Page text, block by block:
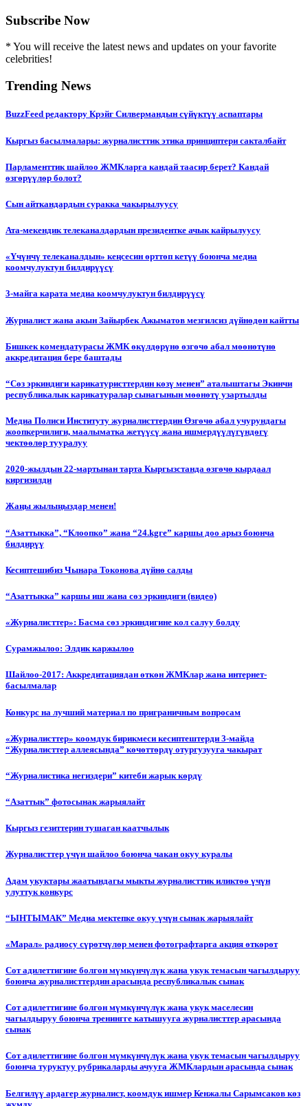
Subscribe Now
* You will receive the latest news and updates on your favorite
celebrities!
Trending News
BuzzFeed редактору Крэйг Силвермандын сүйүктүү аспаптары
Кыргыз басылмалары: журналисттик этика принциптери сакталбайт
Парламенттик шайлоо ЖМКларга кандай таасир берет? Кандай
өзгөрүүлөр болот?
Сын айткандардын суракка чакырылуусу
Ата-мекендик телеканалдардын президентке ачык кайрылуусу
«Үчүнчү телеканалдын» кеңсесин өрттөп кетүү боюнча медиа
коомчулуктун билдирүүсү
3-майга карата медиа коомчулуктун билдирүүсү
Журналист жана акын Зайырбек Ажыматов мезгилсиз дүйнөдөн кайтты
Бишкек комендатурасы ЖМК өкүлдөрүнө өзгөчө абал мөөнөтүнө
аккредитация бере баштады
“Сөз эркиндиги карикатуристтердин көзү менен” аталыштагы Экинчи
республикалык карикатуралар сынагынын мөөнөтү узартылды
Медиа Полиси Институту журналисттердин Өзгөчө абал учурундагы
жоопкерчилиги, маалыматка жетүүсү жана ишмердүүлүгүндөгү
чектөөлөр тууралуу
2020-жылдын 22-мартынан тарта Кыргызстанда өзгөчө кырдаал
киргизилди
Жаңы жылыңыздар менен!
“Азаттыкка”, “Клоопко” жана “24.kgге” каршы доо арыз боюнча
билдирүү
Кесиптешибиз Чынара Токонова дүйнө салды
“Азаттыкка” каршы иш жана сөз эркиндиги (видео)
«Журналисттер»: Басма сөз эркиндигине кол салуу болду
Сурамжылоо: Элдик каржылоо
Шайлоо-2017: Аккредитациядан өткөн ЖМКлар жана интернет-
басылмалар
Конкурс на лучший материал по приграничным вопросам
«Журналисттер» коомдук бирикмеси кесиптештерди 3-майда
“Журналисттер аллеясында” көчөттөрдү отургузууга чакырат
“Журналистика негиздери” китеби жарык көрдү
“Азаттык” фотосынак жарыялайт
Кыргыз гезиттерин тушаган каатчылык
Журналисттер үчүн шайлоо боюнча чакан окуу куралы
Адам укуктары жаатындагы мыкты журналисттик иликтөө үчүн
улуттук конкурс
“ЫНТЫМАК” Медиа мектепке окуу үчүн сынак жарыялайт
«Марал» радиосу сүрөтчүлөр менен фотографтарга акция өткөрөт
Сот адилеттигине болгон мүмкүнчүлүк жана укук темасын чагылдыруу
боюнча журналисттердин арасында республикалык сынак
Сот адилеттигине болгон мүмкүнчүлүк жана укук маселесин
чагылдыруу боюнча тренингге катышууга журналисттер арасында
сынак
Сот адилеттигине болгон мүмкүнчүлүк жана укук темасын чагылдыруу
боюнча туруктуу рубрикаларды ачууга ЖМКлардын арасында сынак
Белгилүү ардагер журналист, коомдук ишмер Кенжалы Сарымсаков көз